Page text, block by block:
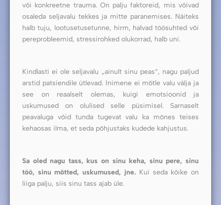
või konkreetne trauma. On palju faktoreid, mis võivad
osaleda seljavalu tekkes ja mitte paranemises. Näiteks
halb tuju, lootusetusetunne, hirm, halvad töösuhted või
pereprobleemid, stressirohked olukorrad, halb uni.
Kindlasti ei ole seljavalu „ainult sinu peas“, nagu paljud
arstid patsiendile ütlevad. Inimene ei mõtle valu välja ja
see on reaalselt olemas, kuigi emotsioonid ja
uskumused on olulised selle püsimisel. Sarnaselt
peavaluga võid tunda tugevat valu ka mõnes teises
kehaosas ilma, et seda põhjustaks kudede kahjustus.
Sa oled nagu tass, kus on sinu keha, sinu pere, sinu
töö, sinu mõtted, uskumused, jne. Kui seda kõike on
liiga palju, siis sinu tass ajab üle.